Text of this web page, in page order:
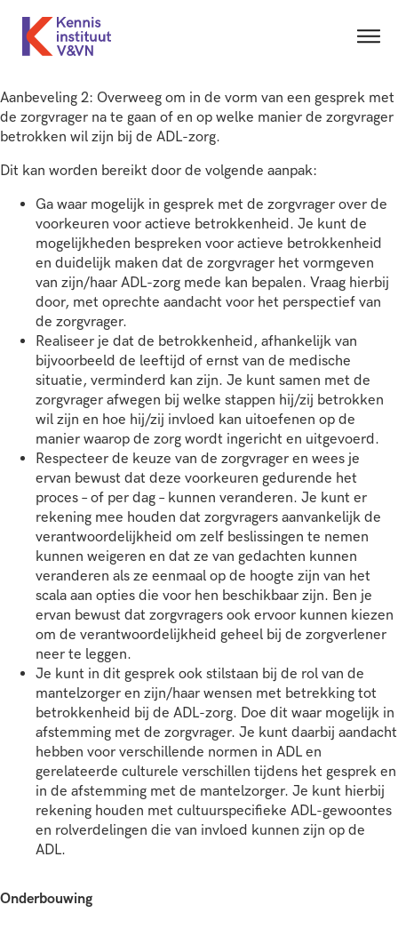
Aanbeveling 2: Overweeg om in de vorm van een gesprek met
de zorgvrager na te gaan of en op welke manier de zorgvrager
betrokken wil zijn bij de ADL-zorg.
Dit kan worden bereikt door de volgende aanpak:
Ga waar mogelijk in gesprek met de zorgvrager over de
voorkeuren voor actieve betrokkenheid. Je kunt de
mogelijkheden bespreken voor actieve betrokkenheid
en duidelijk maken dat de zorgvrager het vormgeven
van zijn/haar ADL-zorg mede kan bepalen. Vraag hierbij
door, met oprechte aandacht voor het perspectief van
de zorgvrager.
Realiseer je dat de betrokkenheid, afhankelijk van
bijvoorbeeld de leeftijd of ernst van de medische
situatie, verminderd kan zijn. Je kunt samen met de
zorgvrager afwegen bij welke stappen hij/zij betrokken
wil zijn en hoe hij/zij invloed kan uitoefenen op de
manier waarop de zorg wordt ingericht en uitgevoerd.
Respecteer de keuze van de zorgvrager en wees je
ervan bewust dat deze voorkeuren gedurende het
proces – of per dag – kunnen veranderen. Je kunt er
rekening mee houden dat zorgvragers aanvankelijk de
verantwoordelijkheid om zelf beslissingen te nemen
kunnen weigeren en dat ze van gedachten kunnen
veranderen als ze eenmaal op de hoogte zijn van het
scala aan opties die voor hen beschikbaar zijn. Ben je
ervan bewust dat zorgvragers ook ervoor kunnen kiezen
om de verantwoordelijkheid geheel bij de zorgverlener
neer te leggen.
Je kunt in dit gesprek ook stilstaan bij de rol van de
mantelzorger en zijn/haar wensen met betrekking tot
betrokkenheid bij de ADL-zorg. Doe dit waar mogelijk in
afstemming met de zorgvrager. Je kunt daarbij aandacht
hebben voor verschillende normen in ADL en
gerelateerde culturele verschillen tijdens het gesprek en
in de afstemming met de mantelzorger. Je kunt hierbij
rekening houden met cultuurspecifieke ADL-gewoontes
en rolverdelingen die van invloed kunnen zijn op de
ADL.
Onderbouwing